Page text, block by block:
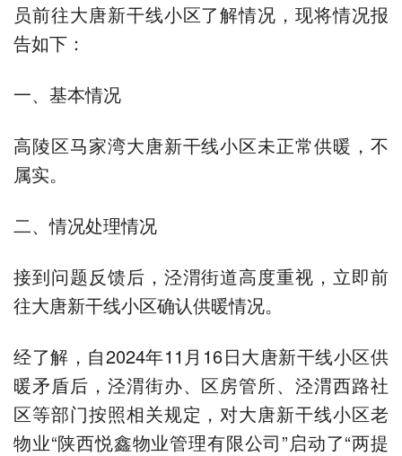
员前往大唐新干线小区了解情况，现将情况报
告如下：
一、基本情况
高陵区马家湾大唐新干线小区未正常供暖，不
属实。
二、情况处理情况
接到问题反馈后，泾渭街道高度重视，立即前
往大唐新干线小区确认供暖情况。
经了解，自2024年11月16日大唐新干线小区供
暖矛盾后，泾渭街办、区房管所、泾渭西路社
区等部门按照相关规定，对大唐新干线小区老
物业“陕西悦鑫物业管理有限公司”启动了“两提